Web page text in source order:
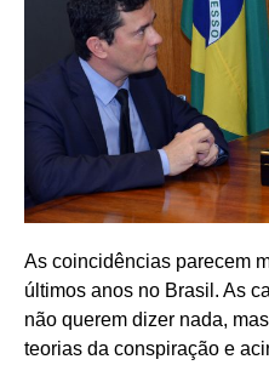
As coincidências parecem
últimos anos no Brasil. As
não querem dizer nada,
teorias da conspiração e